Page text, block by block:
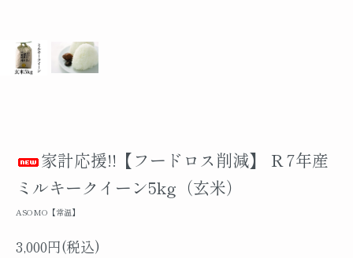
家計応援!!【フードロス削減】 Ｒ7年産
ミルキークイーン5kg（玄米）
ASOMO【常温】
3,000円(税込)